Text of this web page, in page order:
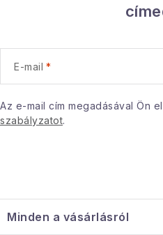
E-mail
Az e-mail cím megadásával Ön
szabályzatot.
á
bMinden a vásárlásról